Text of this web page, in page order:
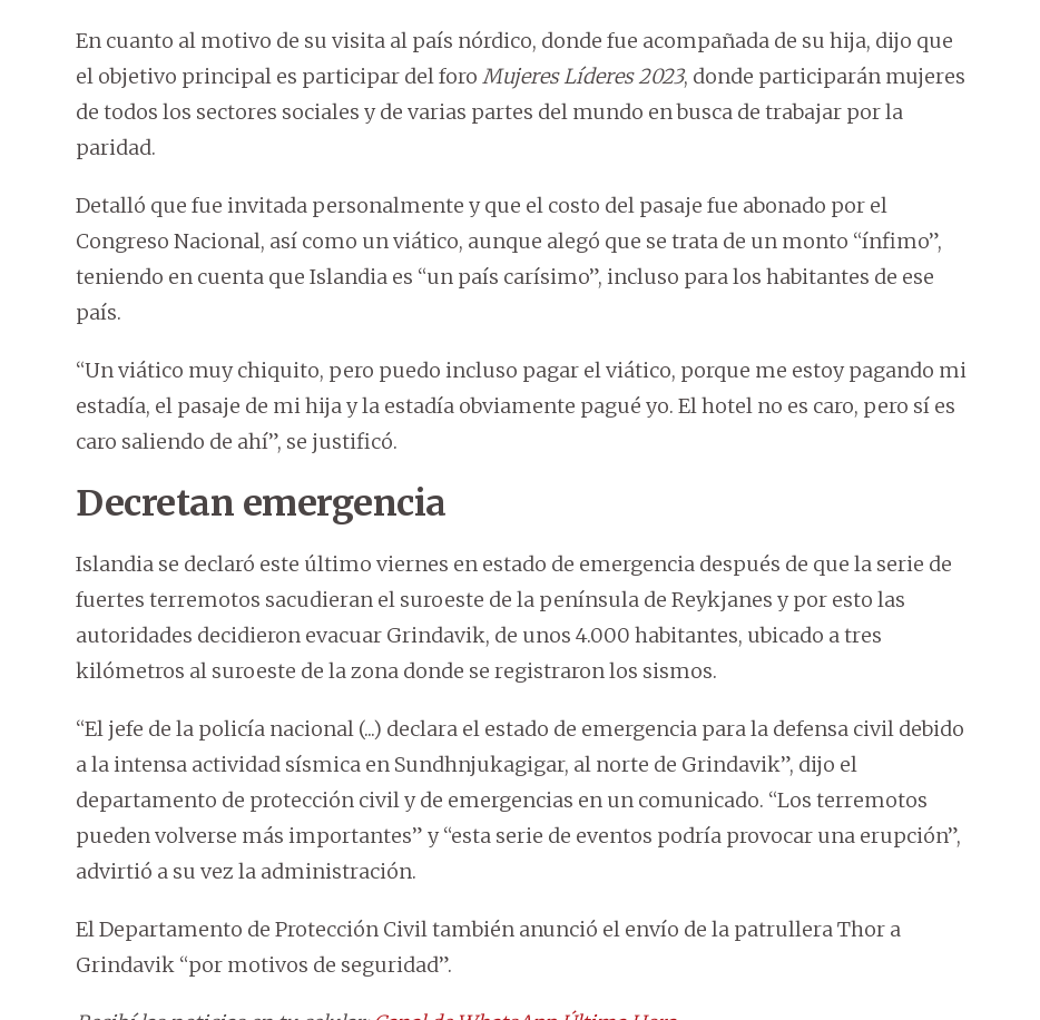
En cuanto al motivo de su visita al país nórdico, donde fue acompañada de su hija, dijo que
el objetivo principal es participar del foro Mujeres Líderes 2023, donde participarán mujeres
de todos los sectores sociales y de varias partes del mundo en busca de trabajar por la
paridad.
Detalló que fue invitada personalmente y que el costo del pasaje fue abonado por el
Congreso Nacional, así como un viático, aunque alegó que se trata de un monto “ínfimo”,
teniendo en cuenta que Islandia es “un país carísimo”, incluso para los habitantes de ese
país.
“Un viático muy chiquito, pero puedo incluso pagar el viático, porque me estoy pagando mi
estadía, el pasaje de mi hija y la estadía obviamente pagué yo. El hotel no es caro, pero sí es
caro saliendo de ahí”, se justificó.
Decretan emergencia
Islandia se declaró este último viernes en estado de emergencia después de que la serie de
fuertes terremotos sacudieran el suroeste de la península de Reykjanes y por esto las
autoridades decidieron evacuar Grindavik, de unos 4.000 habitantes, ubicado a tres
kilómetros al suroeste de la zona donde se registraron los sismos.
“El jefe de la policía nacional (...) declara el estado de emergencia para la defensa civil debido
a la intensa actividad sísmica en Sundhnjukagigar, al norte de Grindavik”, dijo el
departamento de protección civil y de emergencias en un comunicado. “Los terremotos
pueden volverse más importantes” y “esta serie de eventos podría provocar una erupción”,
advirtió a su vez la administración.
El Departamento de Protección Civil también anunció el envío de la patrullera Thor a
Grindavik “por motivos de seguridad”.